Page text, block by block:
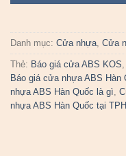
Danh mục: Cửa nhựa, Cửa
Thẻ: Báo giá cửa ABS KOS,
Báo giá cửa nhựa ABS Hàn
nhựa ABS Hàn Quốc là gì,
nhựa ABS Hàn Quốc tại